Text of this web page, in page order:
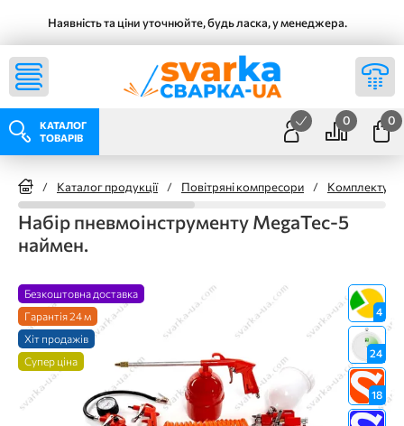
Наявність та ціни уточнюйте, будь ласка, у менеджера.
КАТАЛОГ
ТОВАРІВ
0 0
/ Каталог продукції / Повітряні компресори /
Набір пневмоінструменту MegaTec-5
наймен.
Безкоштовна доставка
Гарантія 24 м
Хіт продажів
Супер ціна
4
24
18